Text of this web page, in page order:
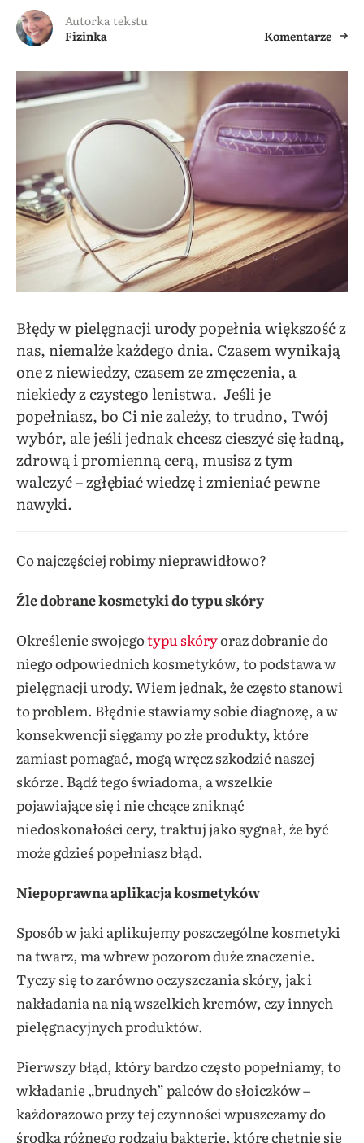
Autorka tekstu
Fizinka
Komentarze
Błędy w pielęgnacji urody popełnia większość z
nas, niemalże każdego dnia. Czasem wynikają
one z niewiedzy, czasem ze zmęczenia, a
niekiedy z czystego lenistwa. Jeśli je
popełniasz, bo Ci nie zależy, to trudno, Twój
wybór, ale jeśli jednak chcesz cieszyć się ładną,
zdrową i promienną cerą, musisz z tym
walczyć – zgłębiać wiedzę i zmieniać pewne
nawyki.
Co najczęściej robimy nieprawidłowo?
Źle dobrane kosmetyki do typu skóry
Określenie swojegotypu skóryoraz dobranie do
niego odpowiednich kosmetyków, to podstawa w
pielęgnacji urody. Wiem jednak, że często stanowi
to problem. Błędnie stawiamy sobie diagnozę, a w
konsekwencji sięgamy po złe produkty, które
zamiast pomagać, mogą wręcz szkodzić naszej
skórze. Bądź tego świadoma, a wszelkie
pojawiające się i nie chcące zniknąć
niedoskonałości cery, traktuj jako sygnał, że być
może gdzieś popełniasz błąd.
Niepoprawna aplikacja kosmetyków
Sposób w jaki aplikujemy poszczególne kosmetyki
na twarz, ma wbrew pozorom duże znaczenie.
Tyczy się to zarówno oczyszczania skóry, jak i
nakładania na nią wszelkich kremów, czy innych
pielęgnacyjnych produktów.
Pierwszy błąd, który bardzo często popełniamy, to
wkładanie „brudnych” palców do słoiczków –
każdorazowo przy tej czynności wpuszczamy do
środka różnego rodzaju bakterie, które chętnie się